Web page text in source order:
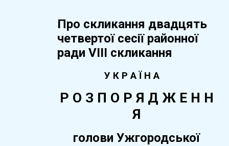
Про скликання двадцять
четвертої сесії районної
ради VIІI скликання
У К Р А Ї Н А
Р О З П О Р Я Д Ж Е Н Н
Я
голови Ужгородської